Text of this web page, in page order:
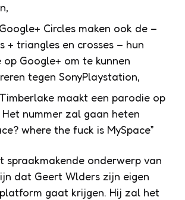
Circles maken ook de –
+ triangles en crosses – hun
op Google+ om te kunnen
tegen SonyPlaystation,
maakt een parodie op
Het nummer zal gaan heten
where the fuck is MySpace”
spraakmakende onderwerp van
dat Geert Wlders zijn eigen
gaat krijgen. Hij zal het